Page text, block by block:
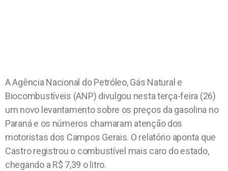
A Agência Nacional do Petróleo, Gás Natural e
Biocombustíveis (ANP) divulgou nesta terça-feira (26)
um novo levantamento sobre os preços da gasolina no
Paraná e os números chamaram atenção dos
motoristas dos Campos Gerais. O relatório aponta que
Castro registrou o combustível mais caro do estado,
chegando a R$ 7,39 o litro.